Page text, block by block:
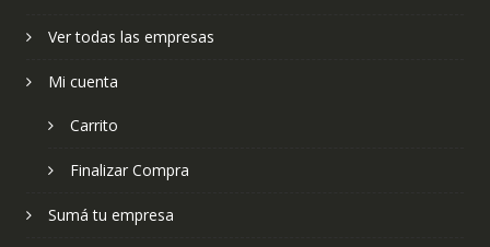
Ver todas las empresas
Mi cuenta
Carrito
Finalizar Compra
Sumá tu empresa